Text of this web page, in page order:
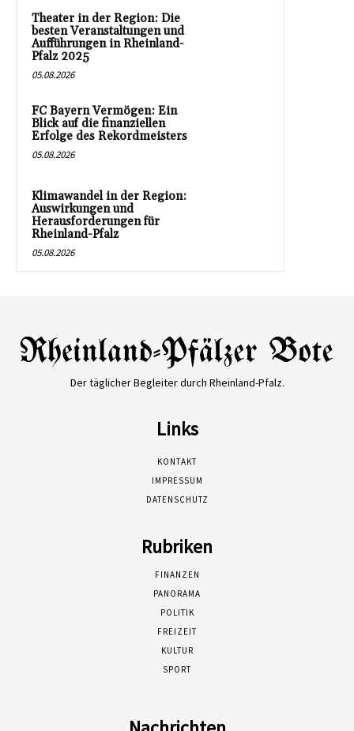
Theater in der Region: Die
besten Veranstaltungen und
Aufführungen in Rheinland-
Pfalz 2025
05.08.2026
FC Bayern Vermögen: Ein
Blick auf die finanziellen
Erfolge des Rekordmeisters
05.08.2026
Klimawandel in der Region:
Auswirkungen und
Herausforderungen für
Rheinland-Pfalz
05.08.2026
Der täglicher Begleiter durch Rheinland-Pfalz.
Links
KONTAKT
IMPRESSUM
DATENSCHUTZ
Rubriken
FINANZEN
PANORAMA
POLITIK
FREIZEIT
KULTUR
SPORT